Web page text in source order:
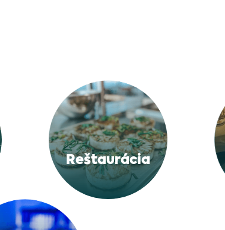
Reštaurácia